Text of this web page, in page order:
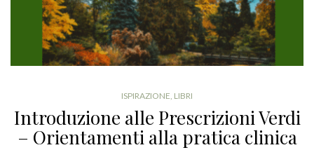
ISPIRAZIONE LIBRI
Introduzione alle Prescrizioni Verdi
– Orientamenti alla pratica clinica